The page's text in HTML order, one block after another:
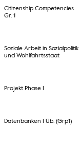
Citizenship Competencies
Gr. 1
Soziale Arbeit in Sozialpolitik
und Wohlfahrtsstaat
Projekt Phase I
Datenbanken I Üb. (Grp1)